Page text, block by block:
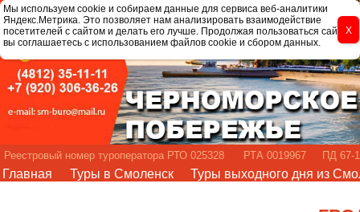
Реестровый номер туроператора РТО 025328 РТА 0019967 ПД 67-
Главная Туры в Смоленск Туры выходного дня из
Мы используем cookie и собираем данные для сервиса веб-аналитики
Яндекс.Метрика. Это позволяет нам анализировать взаимодействие
посетителей с сайтом и делать его лучше. Продолжая пользоваться сайтом,
вы соглашаетесь с использованием файлов cookie и сбором данных.